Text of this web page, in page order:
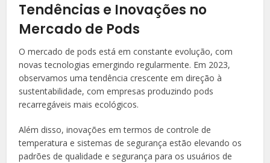
Tendências e Inovações no
Mercado de Pods
O mercado de pods está em constante evolução, com
novas tecnologias emergindo regularmente. Em 2023,
observamos uma tendência crescente em direção à
sustentabilidade, com empresas produzindo pods
recarregáveis mais ecológicos.
Além disso, inovações em termos de controle de
temperatura e sistemas de segurança estão elevando os
padrões de qualidade e segurança para os usuários de